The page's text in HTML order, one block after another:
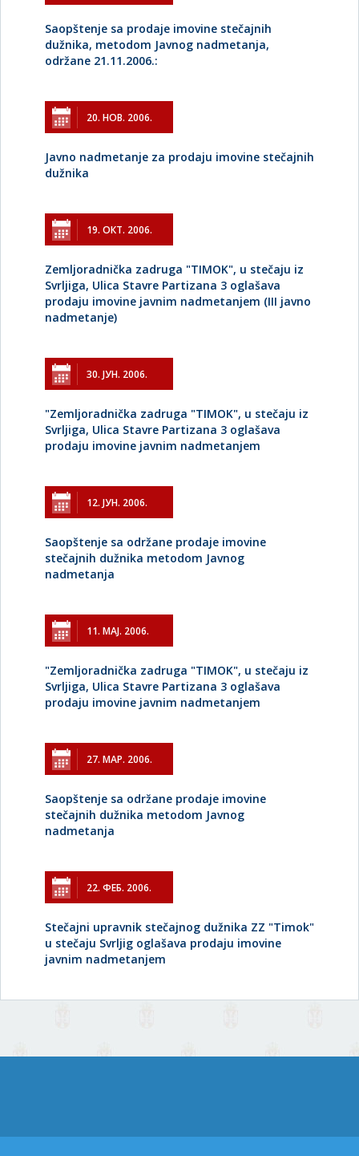
Saopštenje sa prodaje imovine stečajnih
dužnika, metodom Javnog nadmetanja,
održane 21.11.2006.:
20. НОВ. 2006.
Javno nadmetanje za prodaju imovine stečajnih
dužnika
19. ОКТ. 2006.
Zemljoradnička zadruga "TIMOK", u stečaju iz
Svrljiga, Ulica Stavre Partizana 3 oglašava
prodaju imovine javnim nadmetanjem (III javno
nadmetanje)
30. ЈУН. 2006.
"Zemljoradnička zadruga "TIMOK", u stečaju iz
Svrljiga, Ulica Stavre Partizana 3 oglašava
prodaju imovine javnim nadmetanjem
12. ЈУН. 2006.
Saopštenje sa održane prodaje imovine
stečajnih dužnika metodom Javnog
nadmetanja
11. МАЈ. 2006.
"Zemljoradnička zadruga "TIMOK", u stečaju iz
Svrljiga, Ulica Stavre Partizana 3 oglašava
prodaju imovine javnim nadmetanjem
27. МАР. 2006.
Saopštenje sa održane prodaje imovine
stečajnih dužnika metodom Javnog
nadmetanja
22. ФЕБ. 2006.
Stečajni upravnik stečajnog dužnika ZZ "Timok"
u stečaju Svrljig oglašava prodaju imovine
javnim nadmetanjem